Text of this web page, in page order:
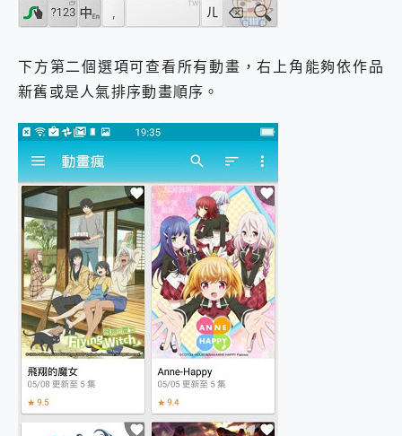
下方第二個選項可查看所有動畫，右上角能夠依作品
新舊或是人氣排序動畫順序。